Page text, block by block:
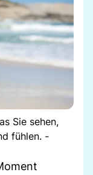
Sie sehen,
fühlen. -